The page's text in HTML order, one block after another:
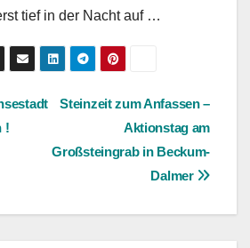
tief in der Nacht auf …
Steinzeit zum Anfassen –
Aktionstag am
Großsteingrab in Beckum-
Dalmer
!